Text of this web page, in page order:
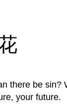
there be
your future.